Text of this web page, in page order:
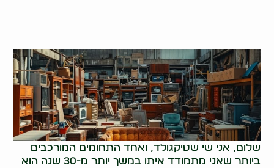
שלום, אני שי שטיקגולד, ואחד התחומים המורכבים
ביותר שאני מתמודד איתו במשך יותר מ-30 שנה הוא